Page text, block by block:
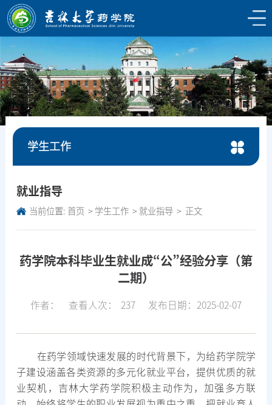
学生工作
就业指导
当前位置: 首页 学生工作 就业指导 正文
药学院本科毕业生就业成“公”经验分享（第
二期）
作者： 查看人次： 237 发布日期：2025-02-07
在药学领域快速发展的时代背景下，为给药学院学
子建设涵盖各类资源的多元化就业平台，提供优质的就
业契机，吉林大学药学院积极主动作为，加强多方联